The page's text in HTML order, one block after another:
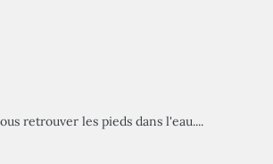
retrouver les pieds dans l'eau....